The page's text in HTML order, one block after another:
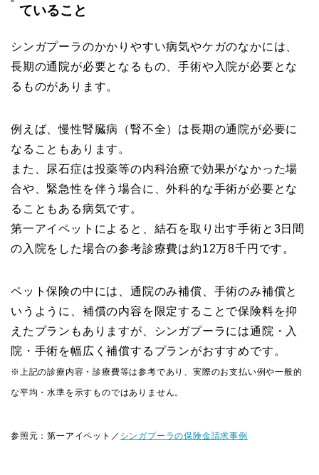
ていること
シンガプーラのかかりやすい病気やケガのなかには、
長期の通院が必要となるもの、手術や入院が必要とな
るものがあります。
例えば、慢性腎臓病（腎不全）は長期の通院が必要に
なることもあります。
また、尿石症は投薬等の内科治療で効果がなかった場
合や、緊急性を伴う場合に、外科的な手術が必要とな
ることもある病気です。
第一アイペットによると、結石を取り出す手術と3日間
の入院をした場合の参考診療費は約12万8千円です。
ペット保険の中には、通院のみ補償、手術のみ補償と
いうように、補償の内容を限定することで保険料を抑
えたプランもありますが、シンガプーラには通院・入
院・手術を幅広く補償するプランがおすすめです。
※上記の診療内容・診療費等は参考であり、実際のお支払い例や一般的
な平均・水準を示すものではありません。
参照元：第一アイペット／ シンガプーラの保険金請求事例